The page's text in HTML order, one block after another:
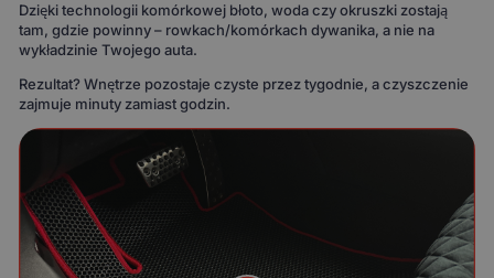
Dzięki technologii komórkowej błoto, woda czy okruszki zostają
tam, gdzie powinny – rowkach/komórkach dywanika, a nie na
wykładzinie Twojego auta.
Rezultat? Wnętrze pozostaje czyste przez tygodnie, a czyszczenie
zajmuje minuty zamiast godzin.